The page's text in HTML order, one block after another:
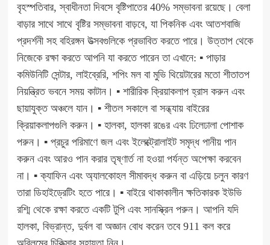
বৃহস্পতিবার, স্বাধীনতা দিবসে বৃষ্টিপাতের 40% সম্ভাবনা রয়েছে। বেলা
বাড়ার সাথে সাথে বৃষ্টির সম্ভাবনা বাড়বে, যা পিকনিক এবং আতশবাজি
প্রদর্শনী সহ বহিরঙ্গন উত্সবগুলিকে প্রভাবিত করতে পারে। উত্তাপ থেকে
নিজেকে রক্ষা করতে আপনি যা করতে পারেন তা এখানে: ▪ পাড়ার
কমিউনিটি সেন্টার, লাইব্রেরি, শপিং মল বা মুভি থিয়েটারের মতো শীতাতপ
নিয়ন্ত্রিত ভবনে সময় কাটান। ▪ শারীরিক ক্রিয়াকলাপ হ্রাস করুন এবং
ছায়াযুক্ত অঞ্চলে যান। ▪ শীতল সকালে বা সন্ধ্যায় বাইরের
ক্রিয়াকলাপগুলি করুন। ▪ হালকা, হালকা রঙের এবং ঢিলেঢালা পোশাক
পরুন। ▪ প্রচুর পরিমাণে জল এবং ইলেক্ট্রোলাইট সমৃদ্ধ পানীয় পান
করুন এবং আরও পান করার তৃষ্ণার্ত না হওয়া পর্যন্ত অপেক্ষা করবেন
না। ▪ ক্যাফিন এবং অ্যালকোহল সীমাবদ্ধ করুন বা এড়িয়ে চলুন কারণ
তারা ডিহাইড্রেটিং হতে পারে। ▪ বাইরে থাকাকালীন ক্ষতিকারক ইউভি
রশ্মি থেকে রক্ষা করতে একটি টুপি এবং সানস্ক্রিন পরুন। আপনি যদি
হালকা, বিভ্রান্ত, দুর্বল বা অজ্ঞান বোধ করেন তবে 911 কল করে